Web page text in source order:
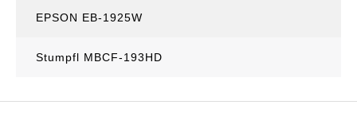
EPSON EB-1925W
Stumpfl MBCF-193HD